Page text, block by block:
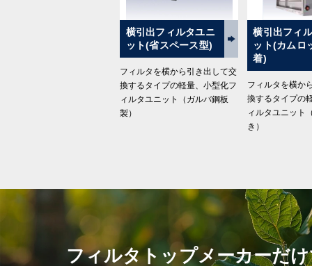
横引出フィルタユニ
ット(省スペース型)
フィルタを横から引き出して交
換するタイプの軽量、小型化フ
ィルタユニット（ガルバ鋼板
製）
横引出フィ
ット(カムロ
着)
フィルタを横か
換するタイプの
ィルタユニット
き）
フィルタトップメーカーだ